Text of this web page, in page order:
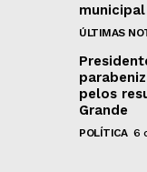
municipal
ÚLTIMAS
pelos
Grande
POLÍTICA 6